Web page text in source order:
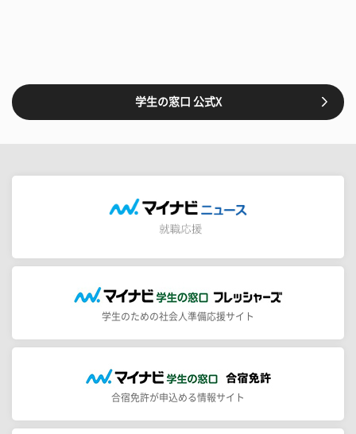
学生の窓口 公式X
学生のための社会人準備応援サイト
合宿免許が申込める情報サイト